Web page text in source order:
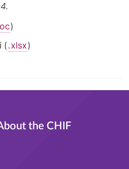
)
(.xlsx)
the CHIF